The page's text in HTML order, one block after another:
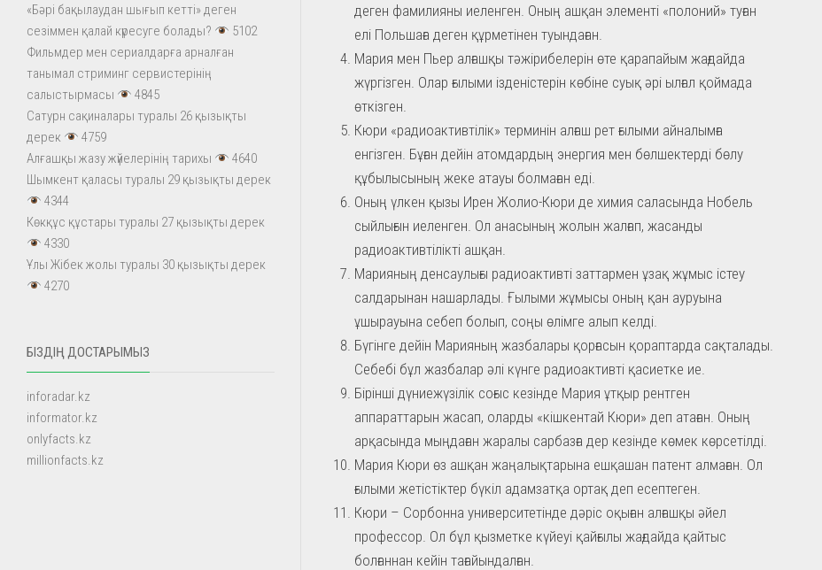
деген фамилияны иеленген. Оның ашқан элементі «полоний» туған
елі Польшаға деген құрметінен туындаған.
Мария мен Пьер алғашқы тәжірибелерін өте қарапайым жағдайда
жүргізген. Олар ғылыми ізденістерін көбіне суық әрі ылғал қоймада
өткізген.
Кюри «радиоактивтілік» терминін алғаш рет ғылыми айналымға
енгізген. Бұған дейін атомдардың энергия мен бөлшектерді бөлу
құбылысының жеке атауы болмаған еді.
Оның үлкен қызы Ирен Жолио-Кюри де химия саласында Нобель
сыйлығын иеленген. Ол анасының жолын жалғап, жасанды
радиоактивтілікті ашқан.
Марияның денсаулығы радиоактивті заттармен ұзақ жұмыс істеу
салдарынан нашарлады. Ғылыми жұмысы оның қан ауруына
ұшырауына себеп болып, соңы өлімге алып келді.
Бүгінге дейін Марияның жазбалары қорғасын қораптарда сақталады.
Себебі бұл жазбалар әлі күнге радиоактивті қасиетке ие.
Бірінші дүниежүзілік соғыс кезінде Мария ұтқыр рентген
аппараттарын жасап, оларды «кішкентай Кюри» деп атаған. Оның
арқасында мыңдаған жаралы сарбазға дер кезінде көмек көрсетілді.
Мария Кюри өз ашқан жаңалықтарына ешқашан патент алмаған. Ол
ғылыми жетістіктер бүкіл адамзатқа ортақ деп есептеген.
Кюри – Сорбонна университетінде дәріс оқыған алғашқы әйел
профессор. Ол бұл қызметке күйеуі қайғылы жағдайда қайтыс
болғаннан кейін тағайындалған.
«Бәрі бақылаудан шығып кетті» деген
сезіммен қалай күресуге болады?
5102
Фильмдер мен сериалдарға арналған
танымал стриминг сервистерінің
салыстырмасы
4845
Сатурн сақиналары туралы 26 қызықты
дерек
4759
Алғашқы жазу жүйелерінің тарихы
4640
Шымкент қаласы туралы 29 қызықты дерек
4344
Көкқұс құстары туралы 27 қызықты дерек
4330
Ұлы Жібек жолы туралы 30 қызықты дерек
4270
БІЗДІҢ ДОСТАРЫМЫЗ
inforadar.kz
informator.kz
onlyfacts.kz
millionfacts.kz